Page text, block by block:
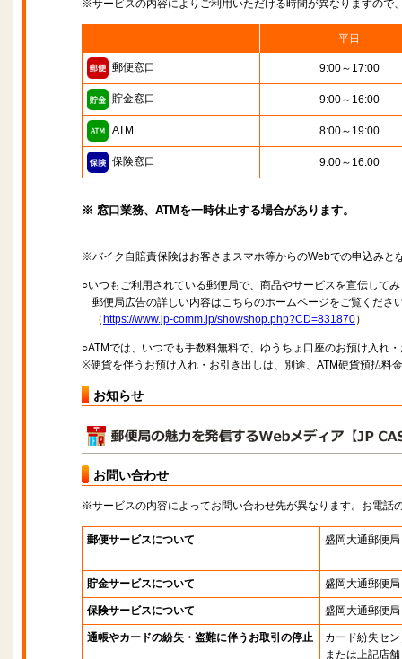
※サービスの内容によりご利用いただける時間が異なりますので
平日
郵便窓口 9:00～17:00
貯金窓口 9:00～16:00
ATM 8:00～19:00
保険窓口 9:00～16:00
※ 窓口業務、ATMを一時休止する場合があります。
※バイク自賠責保険はお客さまスマホ等からのWebでの申込みと
○いつもご利用されている郵便局で、商品やサービスを宣伝して
郵便局広告の詳しい内容はこちらのホームページをご覧くださ
（ https://www.jp-comm.jp/showshop.php?CD=831870）
○ATMでは、いつでも手数料無料で、ゆうちょ口座のお預け入れ
※硬貨を伴うお預け入れ・お引き出しは、別途、ATM硬貨預払料
お知らせ
お問い合わせ
※サービスの内容によってお問い合わせ先が異なります。お電話
郵便サービスについて 盛岡大通郵便局
貯金サービスについて 盛岡大通郵便局
保険サービスについて 盛岡大通郵便局
通帳やカードの紛失・盗難に伴うお取引の停止
カード紛失セ
または上記店舗